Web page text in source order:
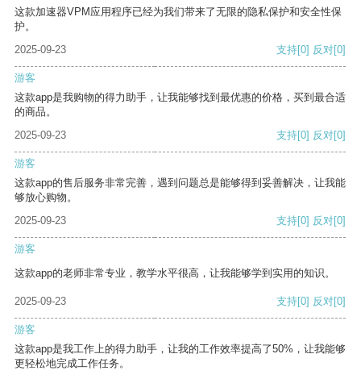
这款加速器VPM应用程序已经为我们带来了无限的隐私保护和安全性保
护。
2025-09-23
支持[0] 反对[0]
游客
这款app是我购物的得力助手，让我能够找到最优惠的价格，买到最合适
的商品。
2025-09-23
支持[0] 反对[0]
游客
这款app的售后服务非常完善，遇到问题总是能够得到妥善解决，让我能
够放心购物。
2025-09-23
支持[0] 反对[0]
游客
这款app的老师非常专业，教学水平很高，让我能够学到实用的知识。
2025-09-23 支持[0] 反对[0]
游客
这款app是我工作上的得力助手，让我的工作效率提高了50%，让我能够
更轻松地完成工作任务。